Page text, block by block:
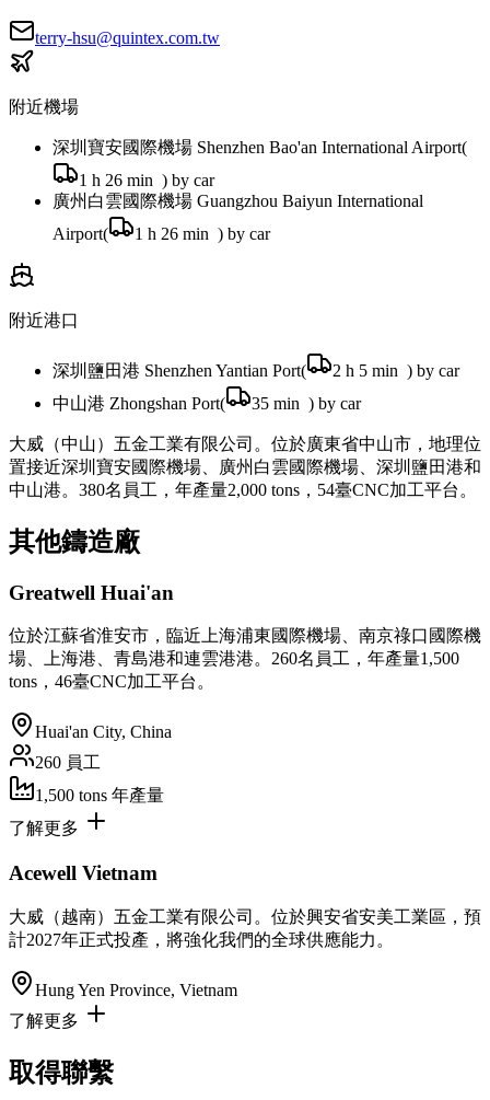
terry-hsu@quintex.com.tw
附近機場
深圳寶安國際機場 Shenzhen Bao'an International Airport(
1 h 26 min ) by car
廣州白雲國際機場 Guangzhou Baiyun International
Airport( 1 h 26 min ) by car
附近港口
深圳鹽田港 Shenzhen Yantian Port( 2 h 5 min ) by car
中山港 Zhongshan Port( 35 min ) by car
大威（中山）五金工業有限公司。位於廣東省中山市，地理位
置接近深圳寶安國際機場、廣州白雲國際機場、深圳鹽田港和
中山港。380名員工，年產量2,000 tons，54臺CNC加工平台。
其他鑄造廠
Greatwell Huai'an
位於江蘇省淮安市，臨近上海浦東國際機場、南京祿口國際機
場、上海港、青島港和連雲港港。260名員工，年產量1,500
tons，46臺CNC加工平台。
Huai'an City, China
260 員工
1,500 tons 年產量
了解更多
Acewell Vietnam
大威（越南）五金工業有限公司。位於興安省安美工業區，預
計2027年正式投產，將強化我們的全球供應能力。
Hung Yen Province, Vietnam
了解更多
取得聯繫